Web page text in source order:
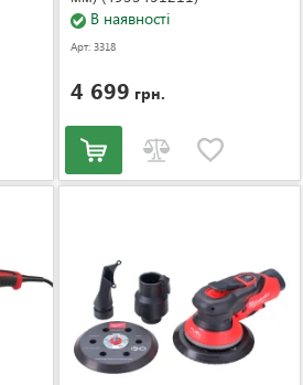
В наявності
Арт: 3318
4 699 грн.